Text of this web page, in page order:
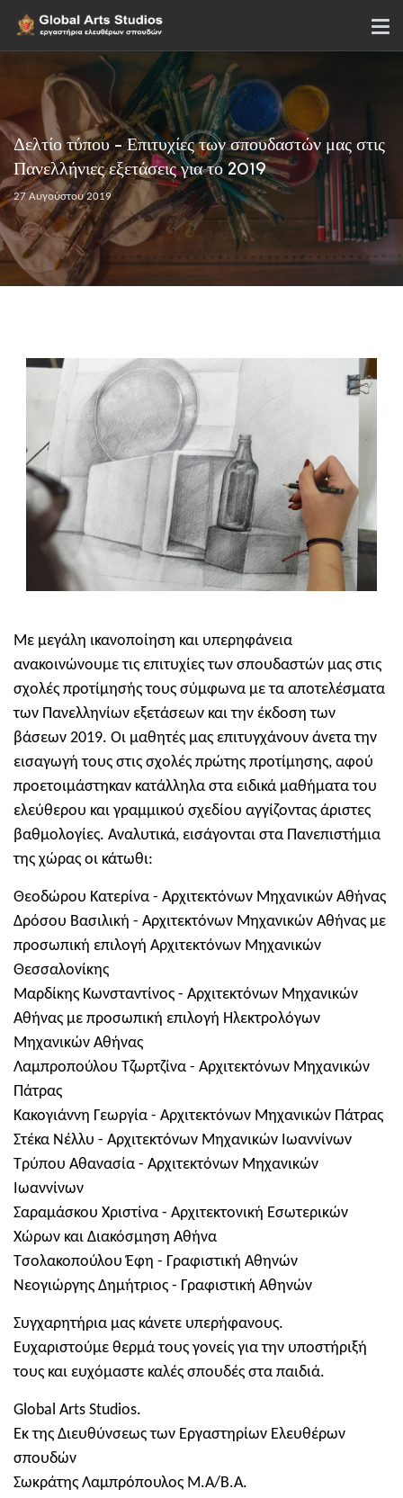
Δελτίο τύπου - Επιτυχίες των σπουδαστών μας στις
Πανελλήνιες εξετάσεις για το 2019
27 Αυγούστου 2019
Με μεγάλη ικανοποίηση και υπερηφάνεια
ανακοινώνουμε τις επιτυχίες των σπουδαστών μας στις
σχολές προτίμησής τους σύμφωνα με τα αποτελέσματα
των Πανελληνίων εξετάσεων και την έκδοση των
βάσεων 2019. Οι μαθητές μας επιτυγχάνουν άνετα την
εισαγωγή τους στις σχολές πρώτης προτίμησης, αφού
προετοιμάστηκαν κατάλληλα στα ειδικά μαθήματα του
ελεύθερου και γραμμικού σχεδίου αγγίζοντας άριστες
βαθμολογίες. Αναλυτικά, εισάγονται στα Πανεπιστήμια
της χώρας οι κάτωθι:
Θεοδώρου Κατερίνα - Αρχιτεκτόνων Μηχανικών Αθήνας
Δρόσου Βασιλική - Αρχιτεκτόνων Μηχανικών Αθήνας με
προσωπική επιλογή Αρχιτεκτόνων Μηχανικών
Θεσσαλονίκης
Μαρδίκης Κωνσταντίνος - Αρχιτεκτόνων Μηχανικών
Αθήνας με προσωπική επιλογή Ηλεκτρολόγων
Μηχανικών Αθήνας
Λαμπροπούλου Τζωρτζίνα - Αρχιτεκτόνων Μηχανικών
Πάτρας
Κακογιάννη Γεωργία - Αρχιτεκτόνων Μηχανικών Πάτρας
Στέκα Νέλλυ - Αρχιτεκτόνων Μηχανικών Ιωαννίνων
Τρύπου Αθανασία - Αρχιτεκτόνων Μηχανικών
Ιωαννίνων
Σαραμάσκου Χριστίνα - Αρχιτεκτονική Εσωτερικών
Χώρων και Διακόσμηση Αθήνα
Τσολακοπούλου Έφη - Γραφιστική Αθηνών
Νεογιώργης Δημήτριος - Γραφιστική Αθηνών
Συγχαρητήρια μας κάνετε υπερήφανους.
Ευχαριστούμε θερμά τους γονείς για την υποστήριξή
τους και ευχόμαστε καλές σπουδές στα παιδιά.
Global Arts Studios.
Εκ της Διευθύνσεως των Εργαστηρίων Ελευθέρων
σπουδών
Σωκράτης Λαμπρόπουλος Μ.Α/Β.Α.